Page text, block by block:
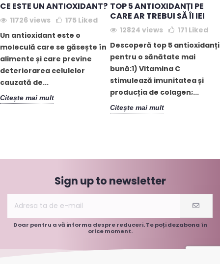
CE ESTE UN ANTIOXIDANT?
11726 views 175 Liked
Un antioxidant este o
moleculă care se găsește în
alimente și care previne
deteriorarea celulelor
cauzată de...
Citește mai mult
TOP 5 ANTIOXIDANȚI PE
CARE AR TREBUI SĂ ÎI IEI
12824 views 171 Liked
Descoperă top 5 antioxidanți
pentru o sănătate mai
bună:1) Vitamina C
stimulează imunitatea și
producția de colagen;...
Citește mai mult
Sign up to newsletter
Doar pentru a vă informa despre reduceri. Te poți dezabona în
orice moment.